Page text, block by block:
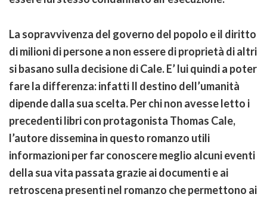
La sopravvivenza del governo del popolo e il diritto
di milioni di persone a non essere di proprietà di altri
si basano sulla decisione di Cale. E’ lui quindi a poter
fare la differenza: infatti Il destino dell’umanità
dipende dalla sua scelta. Per chi non avesse letto i
precedenti libri con protagonista Thomas Cale,
l’autore dissemina in questo romanzo utili
informazioni per far conoscere meglio alcuni eventi
della sua vita passata grazie ai documenti e ai
retroscena presenti nel romanzo che permettono ai